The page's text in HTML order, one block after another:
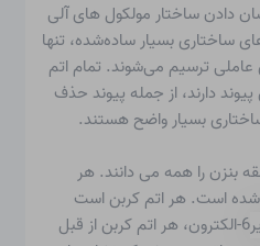
دادن ساختار مولکول های آلی
ساختاری بسیار ساده‌شده، تنها
عاملی ترسیم می‌شوند. تمام اتم
دارند، از جمله پیوند حذف
بسیار واضح هستند.
بنزن را همه می دانند. هر
است. هر اتم کربن است
6-الکترون، هر اتم کربن از قبل